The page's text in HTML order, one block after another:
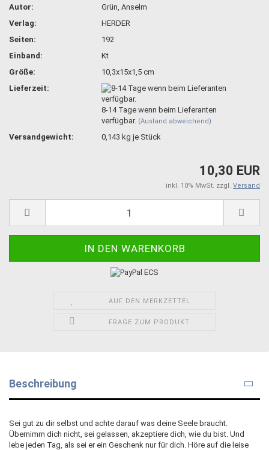
Autor:
Grün, Anselm
Verlag:
HERDER
Seiten:
192
Einband:
Kt
Größe:
10,3x15x1,5 cm
Lieferzeit:
8-14 Tage wenn beim Lieferanten
verfügbar. (Ausland abweichend)
Versandgewicht: 0,143 kg je Stück
10,30 EUR
inkl. 10% MwSt. zzgl. Versand
AUF DEN MERKZETTEL
FRAGE ZUM PRODUKT
Beschreibung
Sei gut zu dir selbst und achte darauf was deine Seele braucht.
Übernimm dich nicht, sei gelassen, akzeptiere dich, wie du bist. Und
lebe jeden Tag, als sei er ein Geschenk nur für dich. Höre auf die leise